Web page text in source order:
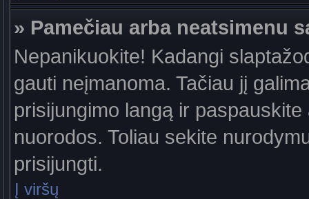
» Pamečiau arba neatsimenu
Nepanikuokite! Kadangi
gauti neįmanoma. Tačiau jį
prisijungimo langą ir
nuorodos. Toliau sekite
prisijungti.
Į viršų